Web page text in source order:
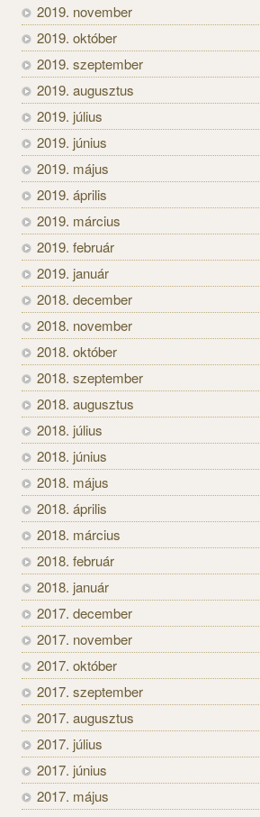
2019. november
2019. október
2019. szeptember
2019. augusztus
2019. július
2019. június
2019. május
2019. április
2019. március
2019. február
2019. január
2018. december
2018. november
2018. október
2018. szeptember
2018. augusztus
2018. július
2018. június
2018. május
2018. április
2018. március
2018. február
2018. január
2017. december
2017. november
2017. október
2017. szeptember
2017. augusztus
2017. július
2017. június
2017. május